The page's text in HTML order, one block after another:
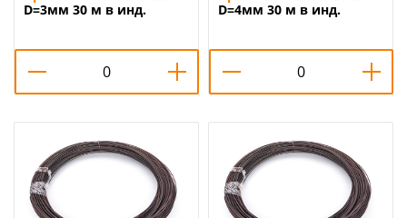
D=3мм 30 м в инд.
D=4мм 30 м в инд.